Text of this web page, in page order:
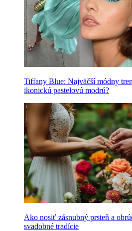
Tiffany Blue: Najväčší módny
ikonickú pastelovú modrú?
Ako nosiť zásnubný prsteň a
svadobné tradície